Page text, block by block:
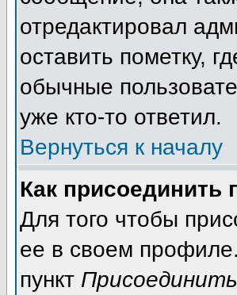
отредактировал
оставить пометку,
обычные
уже кто-то ответил.
Вернуться к началу
Как
Для того чтобы
ее в своем
пункт